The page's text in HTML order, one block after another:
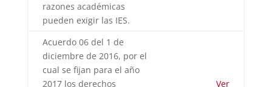
razones académicas
pueden exigir las IES.
Acuerdo 06 del 1 de
diciembre de 2016, por el
cual se fijan para el año
2017 los derechos
Ver